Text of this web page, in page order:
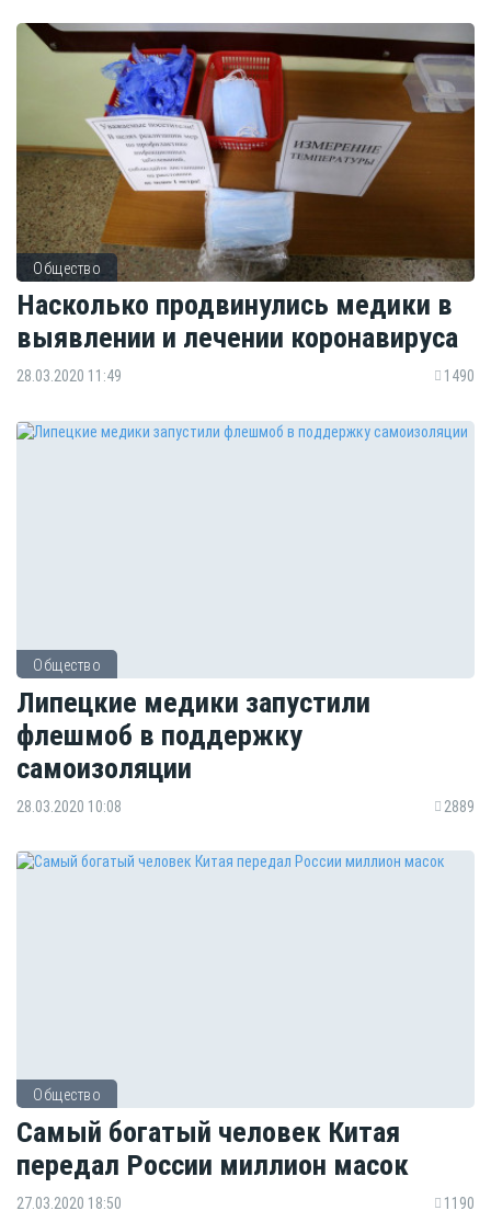
Общество
Насколько продвинулись медики в
выявлении и лечении коронавируса
28.03.2020 11:49 1490
Общество
Липецкие медики запустили
флешмоб в поддержку
самоизоляции
28.03.2020 10:08 2889
Общество
Самый богатый человек Китая
передал России миллион масок
27.03.2020 18:50 1190